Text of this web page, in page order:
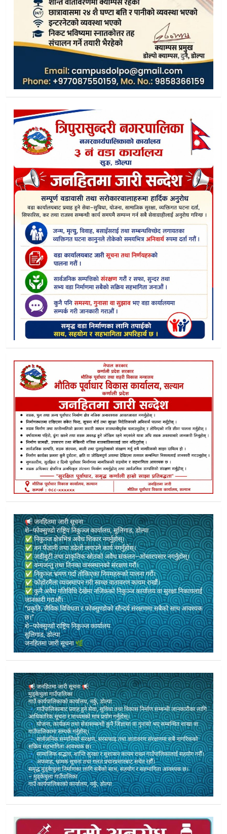
जगदुल्लाको नयाँ पहिचान बन्दै थोप्लाग्ना भ्यु टावर
असारे विकास”को दलदलमा डोल्पा : बजेट सक्ने खेल कि संगठित
बैंकिङ कसूर मुद्दामा नेपाली कांग्रेस डोल्पाका उपसभापति शाही पक्राउ
डोल्पा प्रहरीद्वारा बैशाखकाे प्रगति विवरण सार्वजनिक
अठार वर्षपछि अन्धकारमा छलगाड:ब्यारिङ चुंडिँदा आइतबारदेखि
डाेल्पाकाे जगदुल्लामा निःशुल्क स्वास्थ्य शिविर : ४ सय ५२ जना
टाङ्टुङ्गे पाटन जाँदै गरेका १५ जना पक्राउ
यार्सा पाटन खुल्दै, बालविवाह र हिंसा रोक्न प्रशासनमाथि दबाब
दल परिवर्तनको असर : रुकुम पश्चिममा उपप्रमुखसहित १४
कर्णालीमा बालविवाह अन्त्यका लागि सशक्त अभियान चलाउन आग्रह
डोल्पामा कालाजारको खोजी : छालाजन्य संक्रमणका शंकास्पद
डाेल्पाकाे त्रिपुरासुन्दरी नगरगेटमै खिया लाग्दै ९ लाखको घुम्ती
कर्णालीका समन्वय प्रमुखहरुकाे भेला डाेल्पामा:समन्वय र
एसईई नतिजाले भन्छ : डाेल्पाकाे शैक्षिक अवस्था खस्कदाे छ
त्रिपुरासुन्दरीमा ढिलो योजना कार्यान्वयनबारे आयोगले उठायाे प्रश्न
भ्रष्टाचार नियन्त्रण र सुशासन प्रवर्द्धनबारे मुड्केचुलामा अन्तरक्रिया
डाेल्पाकाे जगदुल्ला पाटन क्षेत्रबाट २ जना पक्राउ
एसईई २०८२ काे नतिजा सार्वजनिक ६५.९८ प्रतिशत विद्यार्थी उत्तीर्ण
यार्सा खुल्नुअघि डोल्पामा चोरी प्रयास बढ्यो:लुकीछिपी संकलन गर्न
पर्यटन विभागको जिम्मेवारी अस्वीकार गर्दै नेता शाहीले भने, “अब
डोल्पाको माटोमा बढ्दो क्षारीयता : ७६ नमुनामध्ये ४६ मा समस्या,
सम्झौताअघि नै अन्तिम चरणमा जिउँ–खोरखोला सडक
डाेल्पाकाे ल्हाँमा पहिलोपटक 4G पहुँच, स्थानीयमा खुशी
डोल्पामै पहिलो पटक त्रिपुरासुन्दरी पूर्ण खोप सुनिश्चितता नगरपालिका
जाजरकोटका दुई स्थानीय तहका विद्यालयमा अब सातामा एक दिन
पूर्व अर्थमन्त्री ज्ञानेन्द्रबहादुर कार्कीसहितका ६ जना पुर्वमन्त्रीहरु
डाेल्पाकाे जगदुल्लामा जेष्ठ २ गते नि:शुल्क विशेषज्ञ स्वास्थ्य शिविर
धारा खुलै छाड्ने बानीले दुनैमा पानी संकट” — अब हरेक धारामा
यार्सा सिजन र लेकको जोखिम : पाटन जाँदा यी कुरामा अनिवार्य ध्यान
‘एकै क्षेत्रमा एउटै रसिद’ लागू : डोल्पाका यार्सापाटन जेठ १० देखि खुल्ने
डाेल्पाकाे छार्काताङसोङमा पीपीआर विरुद्ध खाेप अभियान तीव्र
भूमि आयाेग खारेजी
डाेल्पा जीप दुर्घटना अपडेट: घाइते नामावली सहित
डाेल्पाकाे मुड्केचुलामा ब्रेक फेल हुँदा जिप दुर्घटना, १२ जना घाइते, ३
भूकम्प पीडित छात्रालाई ज्याेती फाउन्डेसनकाे छात्रवृत्ति सहयाेग
पाटन नखुल्दै यार्सा चोरीको प्रयास : डोल्पाका पाटनबाट जुम्लाका ६
बैङ्किङ कसुर मुद्दामा डोल्पा उद्योग वाणिज्य संघका अध्यक्ष पक्राउ
राेल्पाकाे जलजलामा जीप दुर्घटना,मेला भर्न गएका १५ जना गम्भीर
डाेल्पालाई जेठभित्रै ‘पूर्ण खोप सुनिश्चित’ जिल्ला बनाइने